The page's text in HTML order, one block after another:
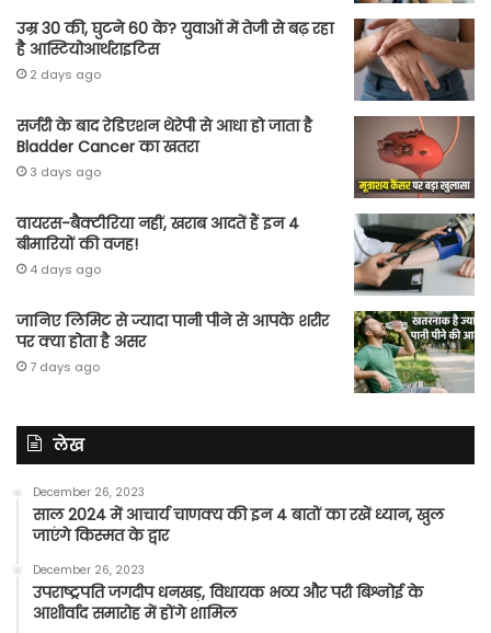
उम्र 30 की, घुटने 60 के? युवाओं में तेजी से बढ़ रहा
है आस्टियोआर्थराइटिस
2 days ago
सर्जरी के बाद रेडिएशन थेरेपी से आधा हो जाता है
Bladder Cancer का खतरा
3 days ago
वायरस-बैक्टीरिया नहीं, खराब आदतें हैं इन 4
बीमारियों की वजह!
4 days ago
जानिए लिमिट से ज्यादा पानी पीने से आपके शरीर
पर क्या होता है असर
7 days ago
लेख
December 26, 2023
साल 2024 में आचार्य चाणक्य की इन 4 बातों का रखें ध्यान, खुल
जाएंगे किस्मत के द्वार
December 26, 2023
उपराष्ट्रपति जगदीप धनखड़, विधायक भव्य और परी बिश्नोई के
आशीर्वाद समारोह में होंगे शामिल